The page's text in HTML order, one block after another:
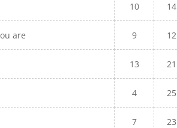
10 14
are 9 12
13 21
4 25
7 23